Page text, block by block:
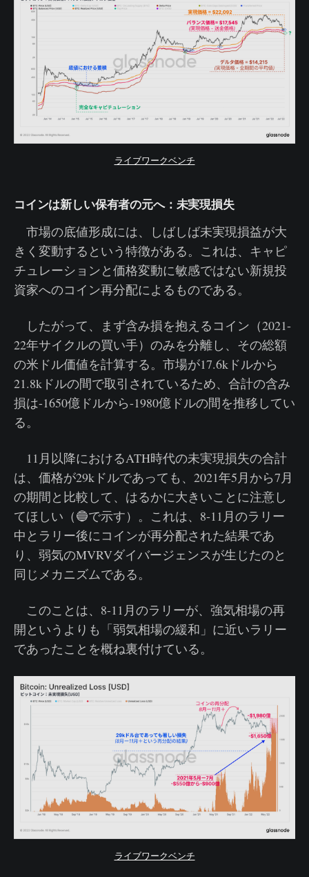
ライブワークベンチ
コインは新しい保有者の元へ：未実現損失
市場の底値形成には、しばしば未実現損益が大
きく変動するという特徴がある。これは、キャピ
チュレーションと価格変動に敏感ではない新規投
資家へのコイン再分配によるものである。
したがって、まず含み損を抱えるコイン（2021-
22年サイクルの買い手）のみを分離し、その総額
の米ドル価値を計算する。市場が17.6kドルから
21.8kドルの間で取引されているため、合計の含み
損は-1650億ドルから-1980億ドルの間を推移してい
る。
11月以降におけるATH時代の未実現損失の合計
は、価格が29kドルであっても、2021年5月から7月
の期間と比較して、はるかに大きいことに注意し
てほしい（🔵で示す）。これは、8-11月のラリー
中とラリー後にコインが再分配された結果であ
り、弱気のMVRVダイバージェンスが生じたのと
同じメカニズムである。
このことは、8-11月のラリーが、強気相場の再
開というよりも「弱気相場の緩和」に近いラリー
であったことを概ね裏付けている。
ライブワークベンチ